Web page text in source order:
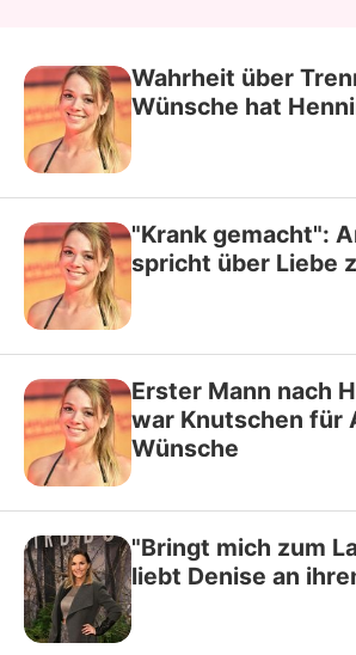
Wahrheit über
Wünsche hat
"Krank gemacht":
spricht über Liebe
Erster Mann nach
war Knutschen für
Wünsche
"Bringt mich zum
liebt Denise an